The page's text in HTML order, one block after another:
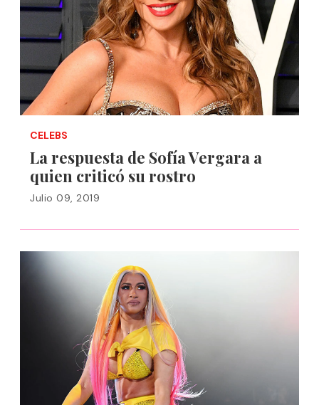
CELEBS
La respuesta de Sofía Vergara a
quien criticó su rostro
Julio 09, 2019